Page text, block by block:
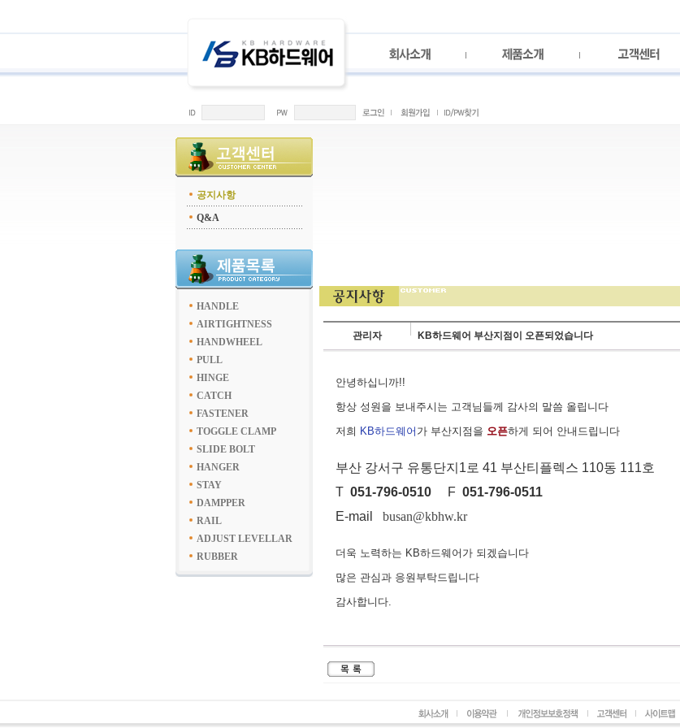
공지사항
Q&A
HANDLE
AIRTIGHTNESS
HANDWHEEL
PULL
HINGE
CATCH
FASTENER
TOGGLE CLAMP
SLIDE BOLT
HANGER
STAY
DAMPPER
RAIL
ADJUST LEVELLAR
RUBBER
관리자 KB하드웨어 부산지점이 오픈되었습니다
안녕하십니까!!
항상 성원을 보내주시는 고객님들께 감사의 말씀 올립니다
저희 KB하드웨어 가 부산지점을 오픈하게 되어 안내드립니다
부산 강서구 유통단지1로 41 부산티플렉스 110동 111호
T 051-796-0510 F 051-796-0511
E-mail busan@kbhw.kr
더욱 노력하는 KB하드웨어가 되겠습니다
많은 관심과 응원부탁드립니다
감사합니다.